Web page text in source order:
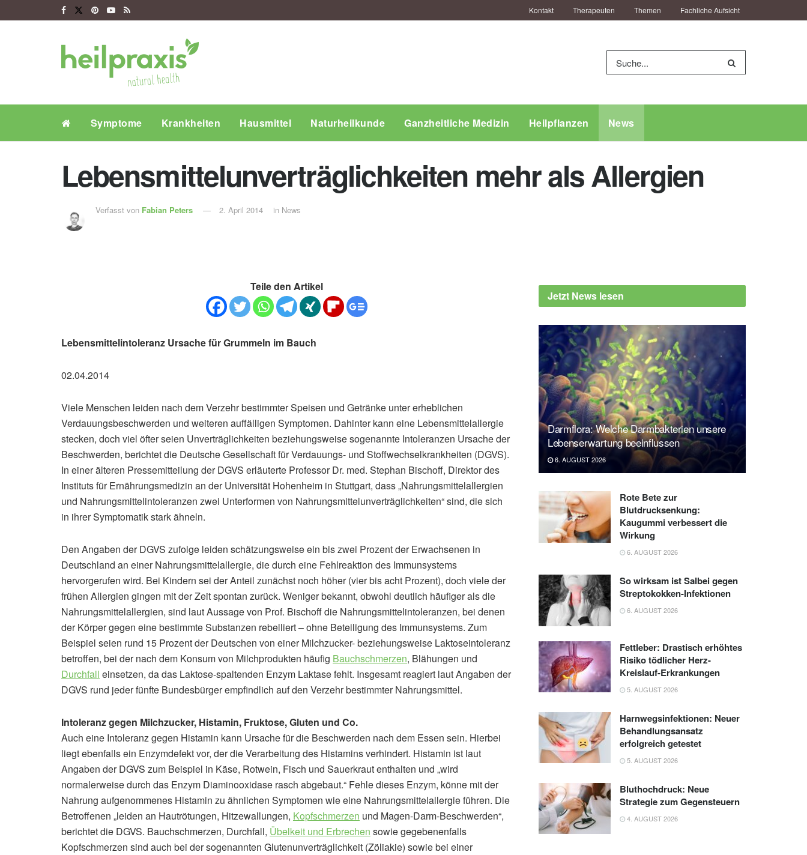
Kontakt Therapeuten Themen Fachliche Aufsicht
Symptome Krankheiten Hausmittel Naturheilkunde Ganzheitliche Medizin Heilpflanzen News
Lebensmittelunverträglichkeiten mehr als Allergien
Verfasst von Fabian Peters 2. April 2014 in News
Teile den Artikel
Lebensmittelintoleranz Ursache für Grummeln im Bauch
02.04.2014
Viele Menschen leiden nach dem Verzehr bestimmter Speisen und Getränke unter erheblichen
Verdauungsbeschwerden und weiteren auffälligen Symptomen. Dahinter kann eine Lebensmittelallergie
stecken, doch viel öfter seien Unverträglichkeiten beziehungsweise sogenannte Intoleranzen Ursache der
Beschwerden, berichtet die Deutsche Gesellschaft für Verdauungs- und Stoffwechselkrankheiten (DGVS).
In einer älteren Pressemitteilung der DGVS erläuterte Professor Dr. med. Stephan Bischoff, Direktor des
Instituts für Ernährungsmedizin an der Universität Hohenheim in Stuttgart, dass „Nahrungsmittelallergien
und Nahrungsmittelintoleranzen zwei Unterformen von Nahrungsmittelunverträglichkeiten“ sind, die sich
in ihrer Symptomatik stark ähneln.
Den Angaben der DGVS zufolge leiden schätzungsweise ein bis zwei Prozent der Erwachsenen in
Deutschland an einer Nahrungsmittelallergie, die durch eine Fehlreaktion des Immunsystems
hervorgerufen wird. Bei Kindern sei der Anteil zunächst noch höher (vier bis acht Prozent), doch viele der
frühen Allergien gingen mit der Zeit spontan zurück. Weniger bekannt, obwohl deutlich häufiger als die
Nahrungsmittelallergien, sind laut Aussage von Prof. Bischoff die Nahrungsmittelintoleranzen, bei denen
der Körper gegen eine bestimmte Substanzen rebelliert – ohne Beteiligung des Immunsystems. Zum
Beispiel seien rund 15 Prozent der Deutschen von einer Milchzucker- beziehungsweise Laktoseintoleranz
betroffen, bei der nach dem Konsum von Milchprodukten häufig Bauchschmerzen, Blähungen und
Durchfall einsetzen, da das Laktose-spaltenden Enzym Laktase fehlt. Insgesamt reagiert laut Angaben der
DGVS rund jeder fünfte Bundesbürger empfindlich auf den Verzehr bestimmter Nahrungsmittel.
Intoleranz gegen Milchzucker, Histamin, Fruktose, Gluten und Co.
Auch eine Intoleranz gegen Histamin kann Ursache für die Beschwerden nach dem Essen sein. Hierbei
liegt ebenfalls ein Enzymdefekt vor, der die Verarbeitung des Histamins verhindert. Histamin ist laut
Angaben der DGVS zum Beispiel in Käse, Rotwein, Fisch und Sauerkraut enthalten und „wird
normalerweise durch das Enzym Diaminooxidase rasch abgebaut.“ Fehle dieses Enzym, könne mit der
Nahrung aufgenommenes Histamin zu ähnlichen Symptomen wie eine Nahrungsmittelallergie führen. Die
Betroffenen „leiden an Hautrötungen, Hitzewallungen, Kopfschmerzen und Magen-Darm-Beschwerden“,
berichtet die DGVS. Bauchschmerzen, Durchfall, Übelkeit und Erbrechen sowie gegebenenfalls
Kopfschmerzen sind auch bei der sogenannten Glutenunverträglichkeit (Zöliakie) sowie bei einer
Jetzt News lesen
Darmflora: Welche Darmbakterien unsere
Lebenserwartung beeinflussen
6. AUGUST 2026
Rote Bete zur
Blutdrucksenkung:
Kaugummi verbessert die
Wirkung
6. AUGUST 2026
So wirksam ist Salbei gegen
Streptokokken-Infektionen
6. AUGUST 2026
Fettleber: Drastisch erhöhtes
Risiko tödlicher Herz-
Kreislauf-Erkrankungen
5. AUGUST 2026
Harnwegsinfektionen: Neuer
Behandlungsansatz
erfolgreich getestet
5. AUGUST 2026
Bluthochdruck: Neue
Strategie zum Gegensteuern
4. AUGUST 2026